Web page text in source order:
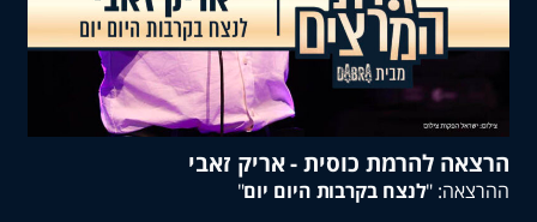
להרמת כוסית - אריק זאבי
"לנצח בקרבות היום יום"